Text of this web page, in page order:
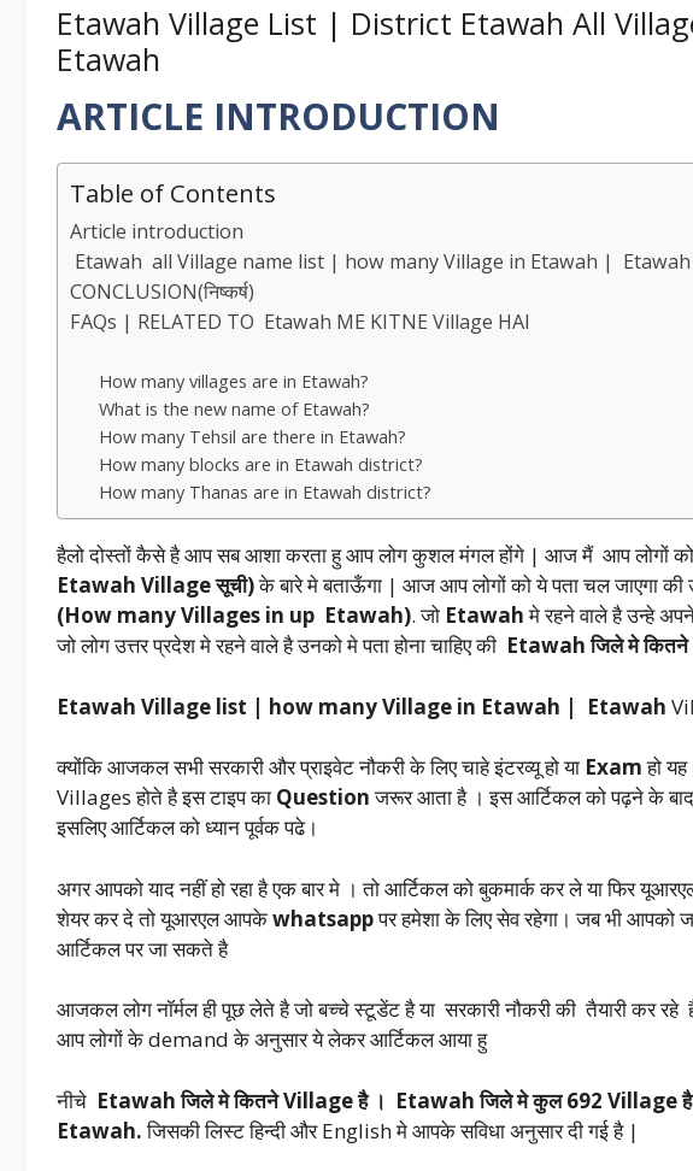
Etawah Village List | District Etawah All
Etawah
ARTICLE INTRODUCTION
Table of Contents
Article introduction
Etawah all Village name list | how many Village in Etawah | Etawah
CONCLUSION(निष्कर्ष)
FAQs | RELATED TO Etawah ME KITNE Village HAI
How many villages are in Etawah?
What is the new name of Etawah?
How many Tehsil are there in Etawah?
How many blocks are in Etawah district?
How many Thanas are in Etawah district?
हैलो दोस्तों कैसे है आप सब आशा करता हु आप लोग कुशल मंगल होंगे | आज मैं आप लोगों
Etawah Village सूची)के बारे मे बताऊँगा | आज आप लोगों को ये पता चल जाएगा की
(How many Villages in up Etawah). जो Etawahमे रहने वाले है उन्हे
जो लोग उत्तर प्रदेश मे रहने वाले है उनको मे पता होना चाहिए की Etawah जिले मे
Etawah Village list | how many Village in Etawah | Etawah
क्योंकि आजकल सभी सरकारी और प्राइवेट नौकरी के लिए चाहे इंटरव्यू हो या Examहो यह
Villages होते है इस टाइप का Questionजरूर आता है । इस आर्टिकल को पढ़ने के बाद
इसलिए आर्टिकल को ध्यान पूर्वक पढे।
अगर आपको याद नहीं हो रहा है एक बार मे । तो आर्टिकल को बुकमार्क कर ले या फिर
शेयर कर दे तो यूआरएल आपकेwhatsappपर हमेशा के लिए सेव रहेगा। जब भी
आर्टिकल पर जा सकते है
आजकल लोग नॉर्मल ही पूछ लेते है जो बच्चे स्टूडेंट है या सरकारी नौकरी की तैयारी कर रहे
आप लोगों के demand के अनुसार ये लेकर आर्टिकल आया हु
नीचे Etawah जिले मे कितने Village है । Etawah जिले मे कुल 692 Village है
Etawah.जिसकी लिस्ट हिन्दी और English मे आपके सविधा अनुसार दी गई है |